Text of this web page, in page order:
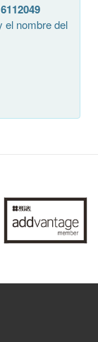
el nombre del